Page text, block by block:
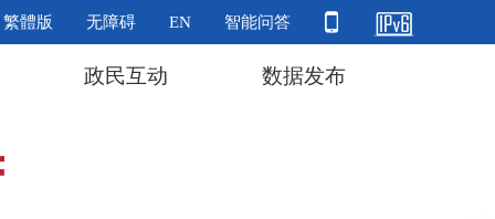
繁體版 无障碍 EN 智能问答
政民互动 数据发布